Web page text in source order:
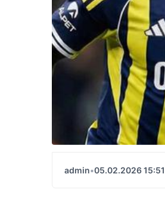
admin•05.02.2026 15:51